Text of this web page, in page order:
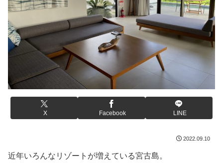
X Facebook LINE
2022.09.10
近年いろんなリゾートが増えている宮古島。